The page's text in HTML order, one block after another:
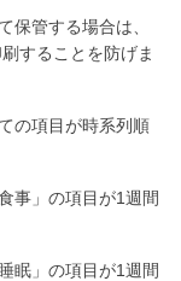
保管する場合は、
することを防げま
の項目が時系列順
事」の項目が1週間
眠」の項目が1週間